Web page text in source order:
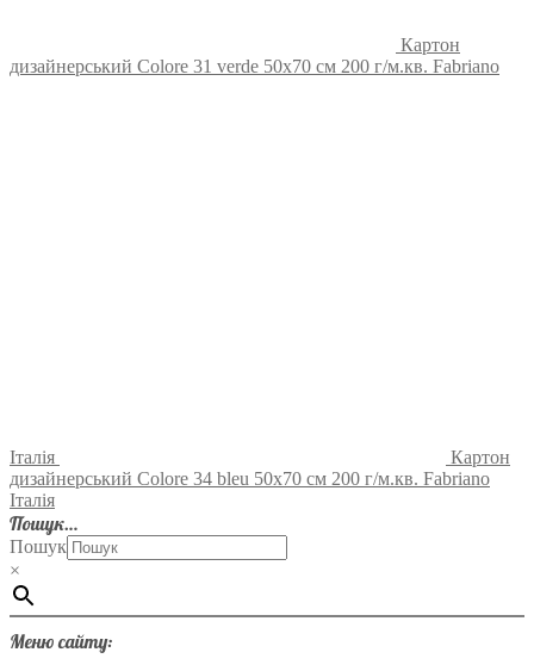
Картон
дизайнерський Colore 31 verde 50х70 см 200 г/м.кв. Fabriano
Італія
Картон
дизайнерський Colore 34 bleu 50х70 см 200 г/м.кв. Fabriano
Італія
Пошук…
Пошук
×
Меню сайту: